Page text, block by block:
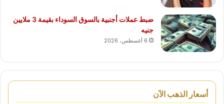
ضبط عملات أجنبية بالسوق السوداء بقيمة 3 ملايين
جنيه
6 أغسطس، 2026
أسعار الذهب الآن